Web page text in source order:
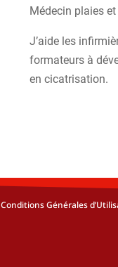
Médecin plaies
J’aide les
formateurs à
en cicatrisation.
Conditions Générales